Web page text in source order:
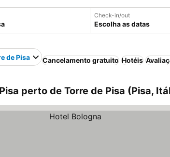
Check-in/out
Escolha as datas
de Pisa Cancelamento gratuito Hotéis
perto de Torre de Pisa (Pisa,